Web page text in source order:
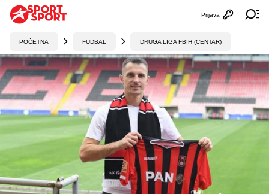
Otvori
Prijava
POČETNA FUDBAL DRUGA LIGA FBIH (CENTAR)